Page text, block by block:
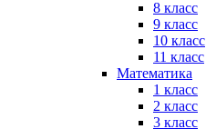
8 класс
9 класс
10 класс
11 класс
Математика
1 класс
2 класс
3 класс